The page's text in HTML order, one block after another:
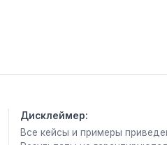
600 тыс рублей.
▪до 2008 года
Дисклеймер:
Все кейсы и примеры